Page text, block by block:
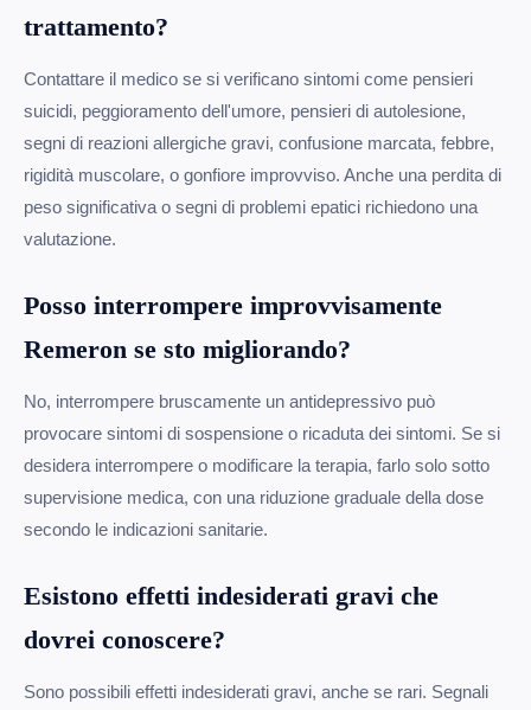
trattamento?
Contattare il medico se si verificano sintomi come pensieri
suicidi, peggioramento dell'umore, pensieri di autolesione,
segni di reazioni allergiche gravi, confusione marcata, febbre,
rigidità muscolare, o gonfiore improvviso. Anche una perdita di
peso significativa o segni di problemi epatici richiedono una
valutazione.
Posso interrompere improvvisamente
Remeron se sto migliorando?
No, interrompere bruscamente un antidepressivo può
provocare sintomi di sospensione o ricaduta dei sintomi. Se si
desidera interrompere o modificare la terapia, farlo solo sotto
supervisione medica, con una riduzione graduale della dose
secondo le indicazioni sanitarie.
Esistono effetti indesiderati gravi che
dovrei conoscere?
Sono possibili effetti indesiderati gravi, anche se rari. Segnali